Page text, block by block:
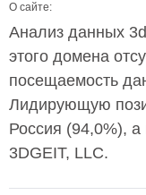
О сайте:
Анализ данных
этого домена
посещаемость
Лидирующую
Россия (94,0%),
3DGEIT, LLC.